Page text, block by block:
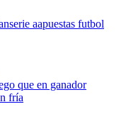
serie aapuestas futbol
que en ganador
fría